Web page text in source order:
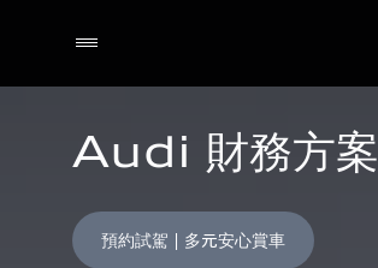
Audi 財務方案
預約試駕 | 多元安心賞車